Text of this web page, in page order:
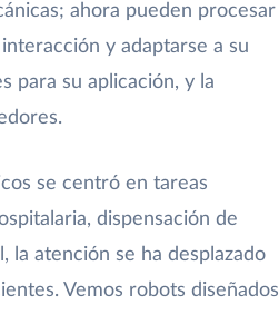
ahora pueden procesar
y adaptarse a su
para su aplicación, y la
se centró en tareas
dispensación de
la atención se ha desplazado
Vemos robots diseñados